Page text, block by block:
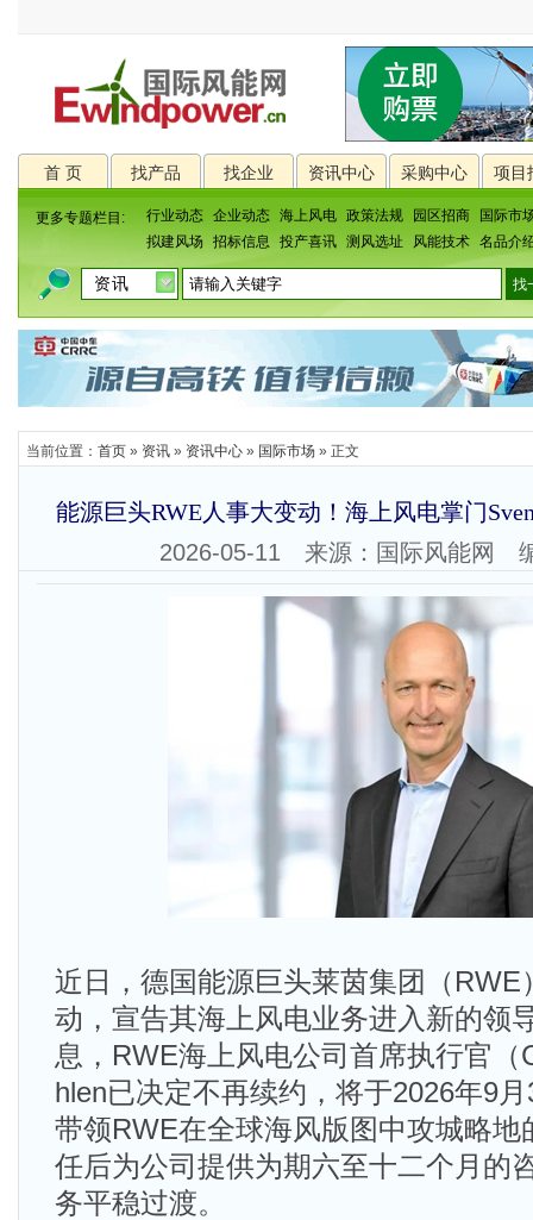
首 页 找产品 找企业 资讯中心 采购中心 项目
更多专题栏目: 行业动态 企业动态 海上风电 政策法规 园区招商
国际市
拟建风场
招标信息 投产喜讯 测风选址 风能技术 名品介
当前位置： 首页 » 资讯 » 资讯中心 » 国际市场 » 正文
能源巨头RWE人事大变动！海上风电掌门
2026-05-11 来源：国际风能网
近日，德国能源巨头莱茵集团（RWE
动，宣告其海上风电业务进入新的领
息，RWE海上风电公司首席执行官（
hlen已决定不再续约，将于2026年9
带领RWE在全球海风版图中攻城略地
任后为公司提供为期六至十二个月的
务平稳过渡。